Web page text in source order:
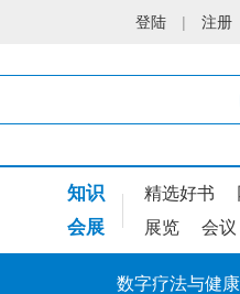
登陆 | 注册
知识 精选好书
会展 展览 会议
数字疗法与健